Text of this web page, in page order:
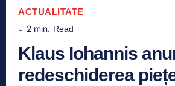
ACTUALITATE
2 min. Read
Klaus Iohannis
redeschiderea